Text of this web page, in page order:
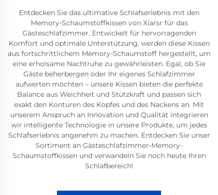
Entdecken Sie das ultimative Schlafserlebnis mit den
Memory-Schaumstoffkissen von Xiarsr für das
Gästeschlafzimmer. Entwickelt für hervorragenden
Komfort und optimale Unterstützung, werden diese Kissen
aus fortschrittlichem Memory-Schaumstoff hergestellt, um
eine erholsame Nachtruhe zu gewährleisten. Egal, ob Sie
Gäste beherbergen oder Ihr eigenes Schlafzimmer
aufwerten möchten – unsere Kissen bieten die perfekte
Balance aus Weichheit und Stützkraft und passen sich
exakt den Konturen des Kopfes und des Nackens an. Mit
unserem Anspruch an Innovation und Qualität integrieren
wir intelligente Technologie in unsere Produkte, um jedes
Schlafserlebnis angenehm zu machen. Entdecken Sie unser
Sortiment an Gästeschlafzimmer-Memory-
Schaumstoffkissen und verwandeln Sie noch heute Ihren
Schlafbereich!